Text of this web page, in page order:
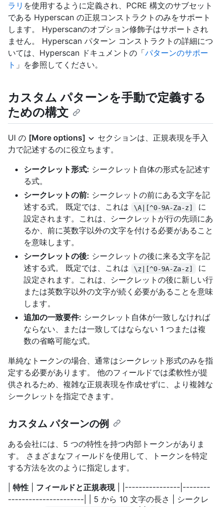
ラリ を使用するように定義され、PCRE 構文のサブセット
である Hyperscan の正規コンストラクトのみをサポート
します。 Hyperscanのオプション修飾子はサポートされ
ません。 Hyperscan パターン コンストラクトの詳細につ
いては、Hyperscan ドキュメントの「パターンのサポー
ト 」を参照してください。
カスタム パターンを手動で定義する
ための構文
UI の [More options]
セクションは、正規表現を手入
力で記述するのに役立ちます。
シークレット形式: シークレット自体の形式を記述す
る式。
シークレットの前: シークレットの前にある文字を記
述する式。 既定では、これは
\A|[^0-9A-Za-z]
に
設定されます。これは、シークレットが行の先頭にあ
るか、前に英数字以外の文字を付ける必要があること
を意味します。
シークレットの後: シークレットの後に来る文字を記
述する式。 既定では、これは
\z|[^0-9A-Za-z]
に
設定されます。これは、シークレットの後に新しい行
または英数字以外の文字が続く必要があることを意味
します。
追加の一致要件: シークレット自体が一致しなければ
ならない、または一致してはならない 1 つまたは複
数の省略可能な式。
単純なトークンの場合、通常はシークレット形式のみを指
定する必要があります。 他のフィールドでは柔軟性が提
供されるため、複雑な正規表現を作成せずに、より複雑な
シークレットを指定できます。
カスタム パターンの例
ある会社には、5 つの特性を持つ内部トークンがありま
す。 さまざまなフィールドを使用して、トークンを特定
する方法を次のように指定します。
特性 フィールドと正規表現| |----------------|--------
----------------------| | 5 から 10 文字の長さ | シークレ